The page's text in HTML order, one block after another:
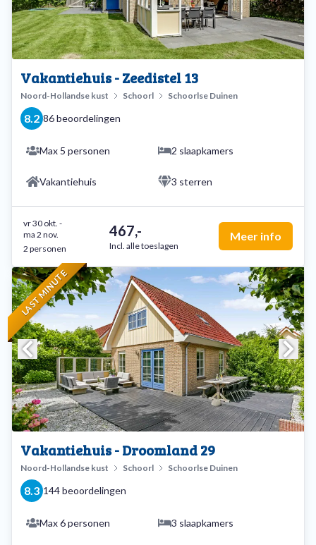
Vakantiehuis - Zeedistel 13
Noord-Hollandse kust Schoorl Schoorlse Duinen
8.2 86 beoordelingen
Max 5 personen 2 slaapkamers
Vakantiehuis 3 sterren
467,-
Incl. alle toeslagen
vr 30 okt. -
ma 2 nov.
2 personen
Meer info
LAST MINUTE
Vakantiehuis - Droomland 29
Noord-Hollandse kust Schoorl Schoorlse Duinen
8.3 144 beoordelingen
Max 6 personen 3 slaapkamers